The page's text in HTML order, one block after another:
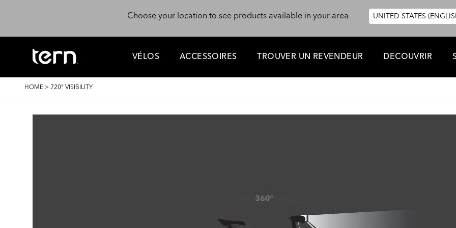
Choose your location to see products available in your area
UNITED STATES
VÉLOS ACCESSOIRES TROUVER UN REVENDEUR DECOUVRIR
BREADCRUMB
HOME > 720° VISIBILITY